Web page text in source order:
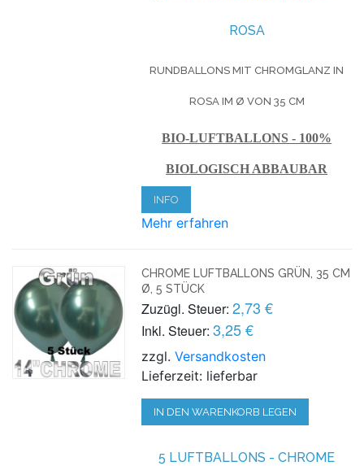
ROSA
RUNDBALLONS MIT CHROMGLANZ IN
ROSA IM Ø VON 35 CM
BIO-LUFTBALLONS - 100%
BIOLOGISCH ABBAUBAR
INFO
Mehr erfahren
CHROME LUFTBALLONS GRÜN, 35 CM
Ø, 5 STÜCK
Zuzügl. Steuer: 2,73 €
Inkl. Steuer: 3,25 €
zzgl.Versandkosten
Lieferzeit: lieferbar
IN DEN WARENKORB LEGEN
5 LUFTBALLONS - CHROME